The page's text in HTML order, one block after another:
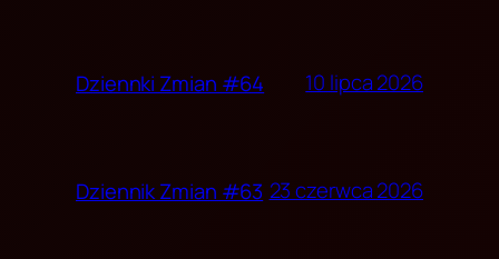
Dziennki Zmian #64 10 lipca 2026
Dziennik Zmian #63 23 czerwca 2026